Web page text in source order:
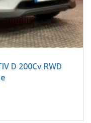
D 200Cv RWD